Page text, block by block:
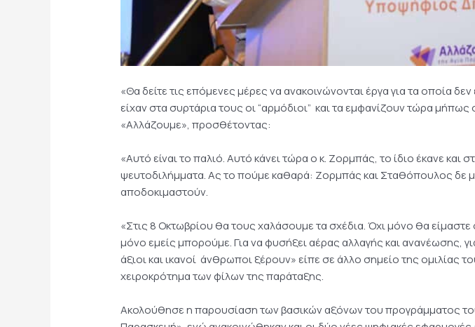
«Θα δείτε τις επόμενες μέρες να ανακοινώνονται έργα για τα οποία
είχαν στα συρτάρια τους οι “αρμόδιοι” και τα εμφανίζουν τώρα
«Αλλάζουμε», προσθέτοντας:
«Αυτό είναι το παλιό. Αυτό κάνει τώρα ο κ. Ζορμπάς, το ίδιο έκανε
ψευτοδιλήμματα. Ας το πούμε καθαρά: Ζορμπάς και Σταθόπουλος δε
αποδοκιμαστούν.
«Στις 8 Οκτωβρίου θα τους χαλάσουμε τα σχέδια. Όχι μόνο θα είμαστε
μόνο εμείς μπορούμε. Για να φυσήξει αέρας αλλαγής και ανανέωσης,
άξιοι και ικανοί άνθρωποι ξέρουν» είπε σε άλλο σημείο της
χειροκρότημα των φίλων της παράταξης.
Ακολούθησε η παρουσίαση των βασικών αξόνων του προγράμματος